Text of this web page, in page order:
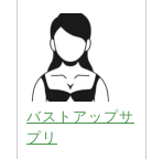
バストアップサ
プリ